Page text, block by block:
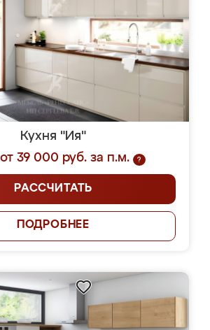
Кухня "Ия"
39 000 руб. за п.м.
?
РАССЧИТАТЬ
ПОДРОБНЕЕ